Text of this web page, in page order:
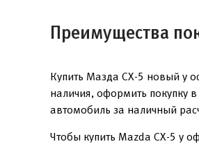
Преимущества
Купить Мазда СХ-5 новый у
наличия, оформить покупку
автомобиль за наличный
Чтобы купить Mazda CX-5 у